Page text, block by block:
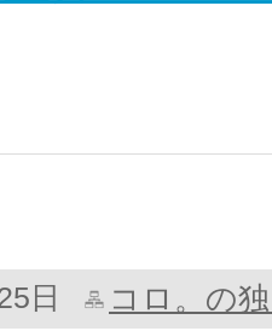
日 コロ。の